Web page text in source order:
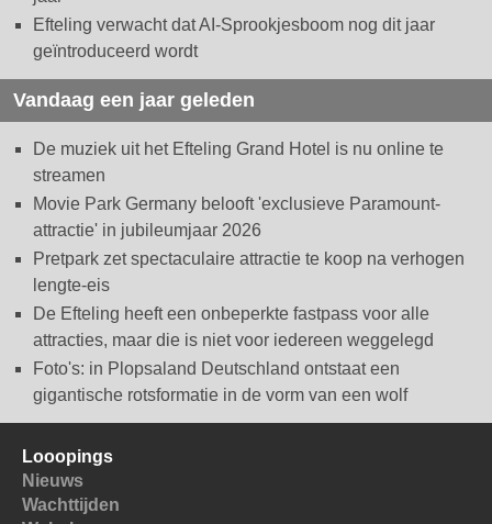
Efteling verwacht dat AI-Sprookjesboom nog dit jaar
geïntroduceerd wordt
Vandaag een jaar geleden
De muziek uit het Efteling Grand Hotel is nu online te
streamen
Movie Park Germany belooft 'exclusieve Paramount-
attractie' in jubileumjaar 2026
Pretpark zet spectaculaire attractie te koop na verhogen
lengte-eis
De Efteling heeft een onbeperkte fastpass voor alle
attracties, maar die is niet voor iedereen weggelegd
Foto's: in Plopsaland Deutschland ontstaat een
gigantische rotsformatie in de vorm van een wolf
Looopings
Nieuws
Wachttijden